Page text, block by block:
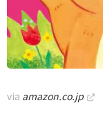
via amazon.co.jp